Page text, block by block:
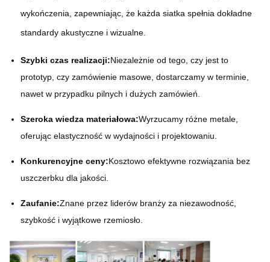
wykończenia, zapewniając, że każda siatka spełnia dokładne
standardy akustyczne i wizualne.
Szybki czas realizacji:Niezależnie od tego, czy jest to
prototyp, czy zamówienie masowe, dostarczamy w terminie,
nawet w przypadku pilnych i dużych zamówień.
Szeroka wiedza materiałowa:Wyrzucamy różne metale,
oferując elastyczność w wydajności i projektowaniu.
Konkurencyjne ceny:Kosztowo efektywne rozwiązania bez
uszczerbku dla jakości.
Zaufanie:Znane przez liderów branży za niezawodność,
szybkość i wyjątkowe rzemiosło.